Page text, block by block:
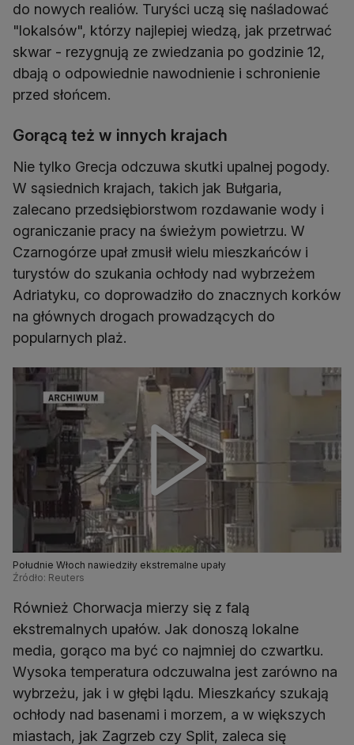
do nowych realiów. Turyści uczą się naśladować
"lokalsów", którzy najlepiej wiedzą, jak przetrwać
skwar - rezygnują ze zwiedzania po godzinie 12,
dbają o odpowiednie nawodnienie i schronienie
przed słońcem.
Gorącą też w innych krajach
Nie tylko Grecja odczuwa skutki upalnej pogody.
W sąsiednich krajach, takich jak Bułgaria,
zalecano przedsiębiorstwom rozdawanie wody i
ograniczanie pracy na świeżym powietrzu. W
Czarnogórze upał zmusił wielu mieszkańców i
turystów do szukania ochłody nad wybrzeżem
Adriatyku, co doprowadziło do znacznych korków
na głównych drogach prowadzących do
popularnych plaż.
Południe Włoch nawiedziły ekstremalne upały
Źródło: Reuters
Również Chorwacja mierzy się z falą
ekstremalnych upałów. Jak donoszą lokalne
media, gorąco ma być co najmniej do czwartku.
Wysoka temperatura odczuwalna jest zarówno na
wybrzeżu, jak i w głębi lądu. Mieszkańcy szukają
ochłody nad basenami i morzem, a w większych
miastach, jak Zagrzeb czy Split, zaleca się